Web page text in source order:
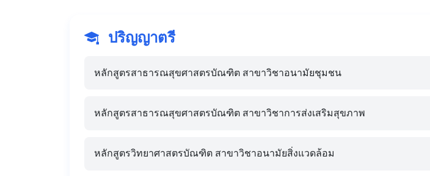
ปริญญาตรี
หลักสูตรสาธารณสุขศาสตรบัณฑิต สาขาวิชาอนามัยชุมชน
หลักสูตรสาธารณสุขศาสตรบัณฑิต สาขาวิชาการส่งเสริมสุขภาพ
หลักสูตรวิทยาศาสตรบัณฑิต สาขาวิชาอนามัยสิ่งแวดล้อม